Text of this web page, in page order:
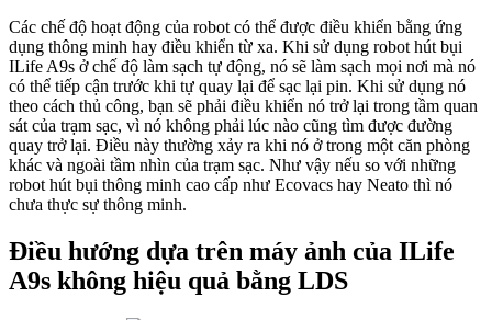
Các chế độ hoạt động của robot có thể được điều khiển bằng ứng
dụng thông minh hay điều khiển từ xa. Khi sử dụng robot hút bụi
ILife A9s ở chế độ làm sạch tự động, nó sẽ làm sạch mọi nơi mà nó
có thể tiếp cận trước khi tự quay lại để sạc lại pin. Khi sử dụng nó
theo cách thủ công, bạn sẽ phải điều khiển nó trở lại trong tầm quan
sát của trạm sạc, vì nó không phải lúc nào cũng tìm được đường
quay trở lại. Điều này thường xảy ra khi nó ở trong một căn phòng
khác và ngoài tầm nhìn của trạm sạc. Như vậy nếu so với những
robot hút bụi thông minh cao cấp như Ecovacs hay Neato thì nó
chưa thực sự thông minh.
Điều hướng dựa trên máy ảnh của ILife
A9s không hiệu quả bằng LDS